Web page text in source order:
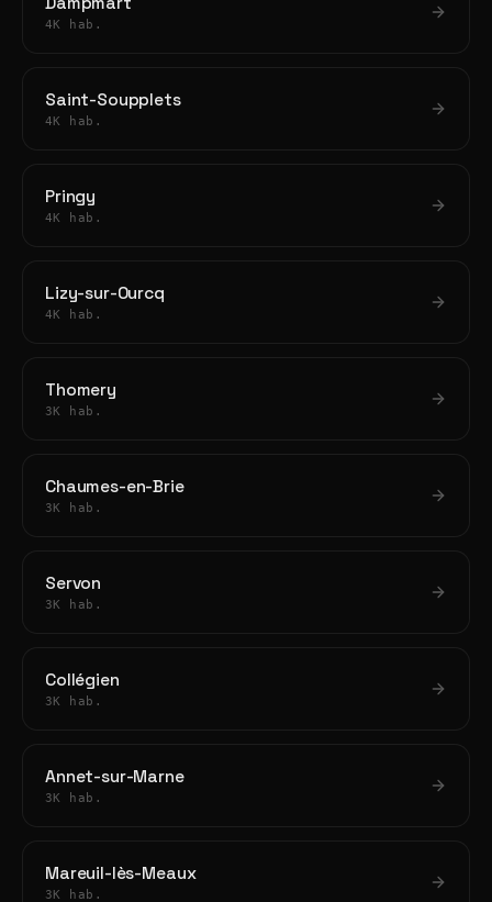
4K hab.
Saint-Soupplets
4K hab.
Pringy
4K hab.
Lizy-sur-Ourcq
4K hab.
Thomery
3K hab.
Chaumes-en-Brie
3K hab.
Servon
3K hab.
Collégien
3K hab.
Annet-sur-Marne
3K hab.
Mareuil-lès-Meaux
3K hab.